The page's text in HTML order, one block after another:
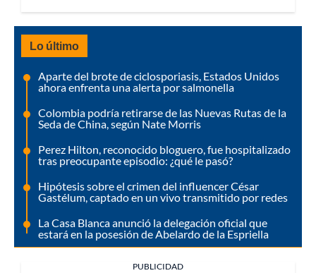
Lo último
Aparte del brote de ciclosporiasis, Estados Unidos
ahora enfrenta una alerta por salmonella
Colombia podría retirarse de las Nuevas Rutas de la
Seda de China, según Nate Morris
Perez Hilton, reconocido bloguero, fue hospitalizado
tras preocupante episodio: ¿qué le pasó?
Hipótesis sobre el crimen del influencer César
Gastélum, captado en un vivo transmitido por redes
La Casa Blanca anunció la delegación oficial que
estará en la posesión de Abelardo de la Espriella
PUBLICIDAD